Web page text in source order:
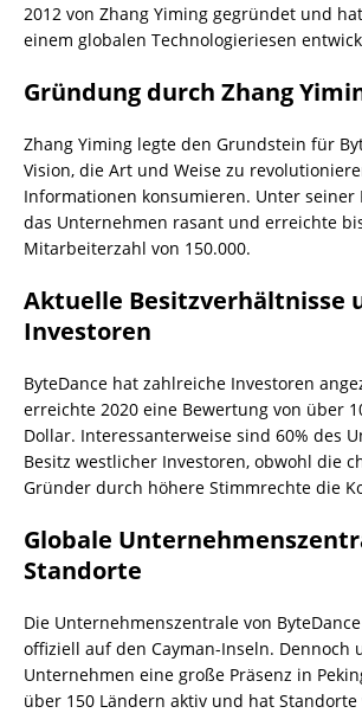
2012 von Zhang Yiming gegründet und
einem globalen Technologieriesen
Gründung durch Zhang
Zhang Yiming legte den Grundstein für
Vision, die Art und Weise zu
Informationen konsumieren. Unter seiner
das Unternehmen rasant und erreichte
Mitarbeiterzahl von 150.000.
Aktuelle Besitzverhältnisse
Investoren
ByteDance hat zahlreiche Investoren
erreichte 2020 eine Bewertung von über
Dollar. Interessanterweise sind 60% des
Besitz westlicher Investoren, obwohl die
Gründer durch höhere Stimmrechte die
Globale
Standorte
Die Unternehmenszentrale von
offiziell auf den Cayman-Inseln. Dennoch
Unternehmen eine große Präsenz in
über 150 Ländern aktiv und hat